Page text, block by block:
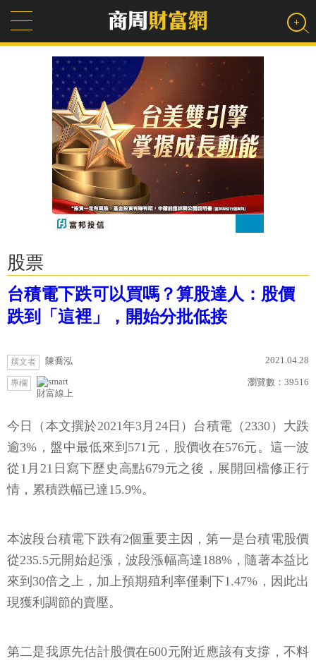
股票
台積電下跌可以買嗎？算股達人：股價
跌到「這裡」，開始分批低接
撰文者 陳喬泓 2021.04.28
專欄
財富線上
瀏覽數： 39516
今日（本文撰於2021年3月24日）台積電（2330）大跌
逾3%，盤中最低來到571元，股價收在576元。這一波
從1月21日寫下歷史高點679元之後，展開回檔修正行
情，累積跌幅已達15.9%。
本波段台積電下跌有2個重要主因，第一是台積電股價
從235.5元開始起漲，波段漲幅高達188%，隨著本益比
來到30倍之上，加上預期殖利率僅剩下1.47%，因此出
現獲利調節的賣壓。
第二是我原先估計股價在600元附近應該有支撐，不料